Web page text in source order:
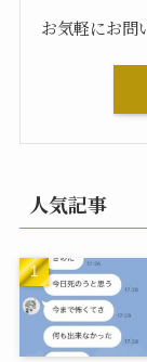
お気軽にお問
人気記事